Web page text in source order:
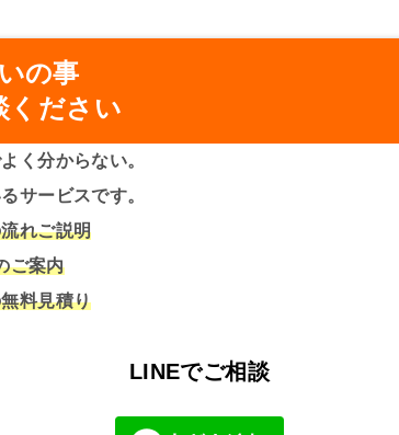
の事
ください
く分からない。
サービスです。
れご説明
ご案内
料見積り
LINEでご相談